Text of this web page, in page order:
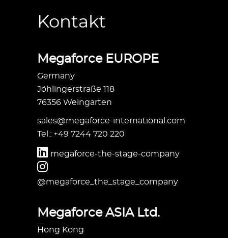
Kontakt
Megaforce EUROPE
Germany
Jöhlingerstraße 118
76356 Weingarten
sales@megaforce-international.com
Tel.: +49 7244 720 220
megaforce-the-stage-company
@megaforce_the_stage_company
Megaforce ASIA Ltd.
Hong Kong